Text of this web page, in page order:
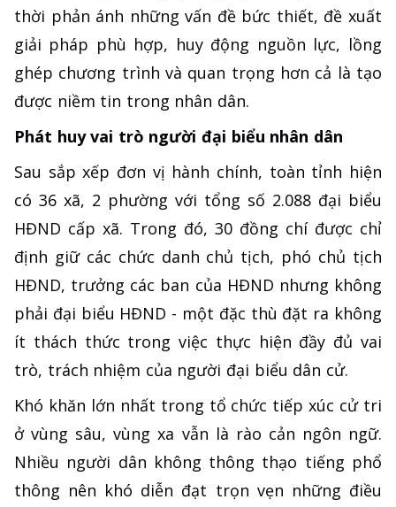
thời phản ánh những vấn đề bức thiết, đề xuất
giải pháp phù hợp, huy động nguồn lực, lồng
ghép chương trình và quan trọng hơn cả là tạo
được niềm tin trong nhân dân.
Phát huy vai trò người đại biểu nhân dân
Sau sắp xếp đơn vị hành chính, toàn tỉnh hiện
có 36 xã, 2 phường với tổng số 2.088 đại biểu
HĐND cấp xã. Trong đó, 30 đồng chí được chỉ
định giữ các chức danh chủ tịch, phó chủ tịch
HĐND, trưởng các ban của HĐND nhưng không
phải đại biểu HĐND - một đặc thù đặt ra không
ít thách thức trong việc thực hiện đầy đủ vai
trò, trách nhiệm của người đại biểu dân cử.
Khó khăn lớn nhất trong tổ chức tiếp xúc cử tri
ở vùng sâu, vùng xa vẫn là rào cản ngôn ngữ.
Nhiều người dân không thông thạo tiếng phổ
thông nên khó diễn đạt trọn vẹn những điều